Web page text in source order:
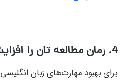
4. زمان مطالعه تان را
برای بهبود مهارت‌های زبان